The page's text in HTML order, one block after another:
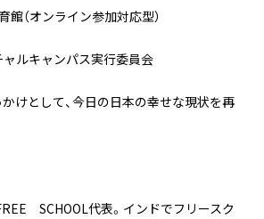
館（オンライン参加対応型）
ャルキャンパス実行委員会
かけとして、今日の日本の幸せな現状を再
SCHOOL代表。インドでフリースク